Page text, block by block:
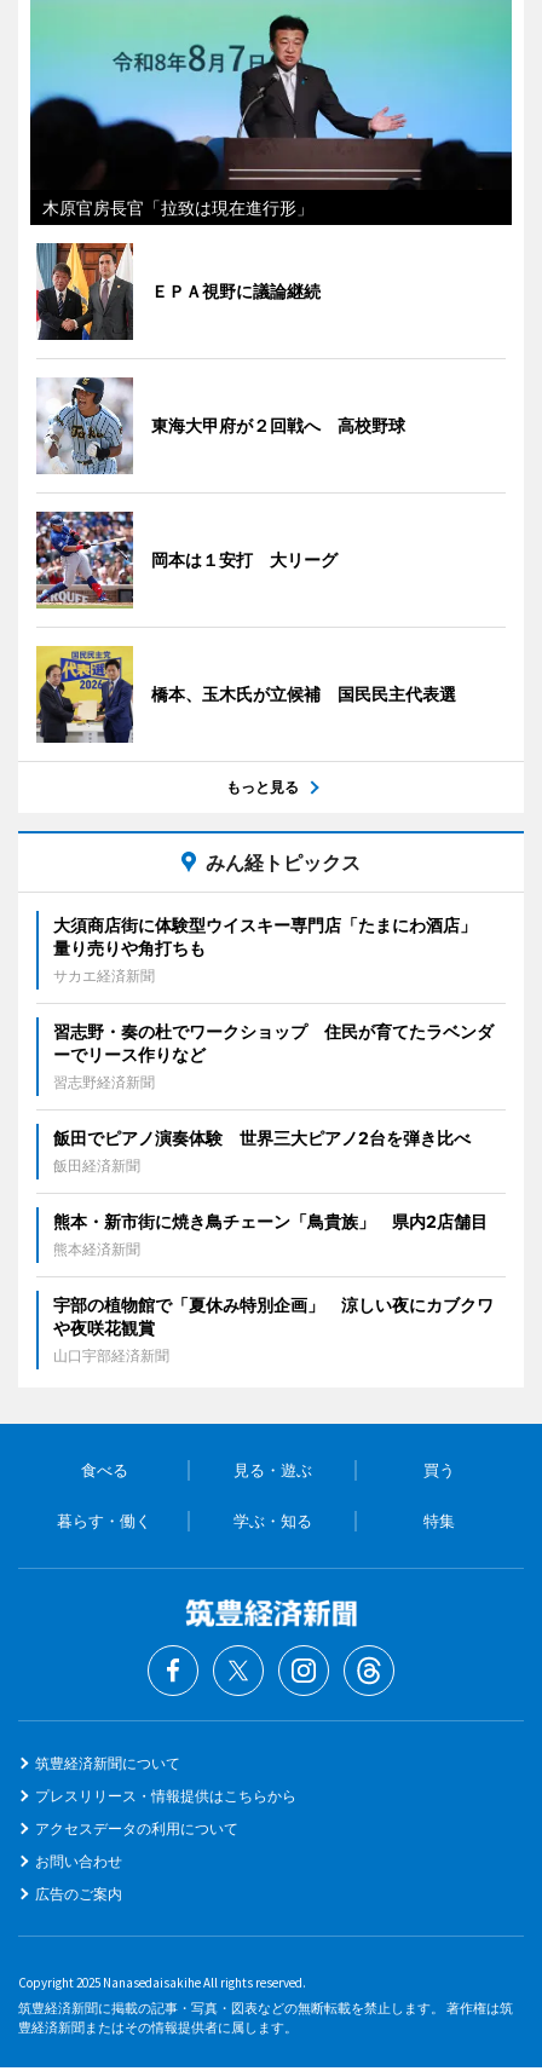
木原官房長官「拉致は現在進行形」
ＥＰＡ視野に議論継続
東海大甲府が２回戦へ 高校野球
岡本は１安打 大リーグ
橋本、玉木氏が立候補 国民民主代表選
もっと見る
みん経トピックス
大須商店街に体験型ウイスキー専門店「たまにわ酒店」
量り売りや角打ちも
サカエ経済新聞
習志野・奏の杜でワークショップ 住民が育てたラベンダ
ーでリース作りなど
習志野経済新聞
飯田でピアノ演奏体験 世界三大ピアノ2台を弾き比べ
飯田経済新聞
熊本・新市街に焼き鳥チェーン「鳥貴族」 県内2店舗目
熊本経済新聞
宇部の植物館で「夏休み特別企画」 涼しい夜にカブクワ
や夜咲花観賞
山口宇部経済新聞
食べる 見る・遊ぶ 買う
暮らす・働く 学ぶ・知る 特集
筑豊経済新聞について
プレスリリース・情報提供はこちらから
アクセスデータの利用について
お問い合わせ
広告のご案内
Copyright 2025 Nanasedaisakihe All rights reserved.
筑豊経済新聞に掲載の記事・写真・図表などの無断転載を禁止します。 著作権は筑
豊経済新聞またはその情報提供者に属します。